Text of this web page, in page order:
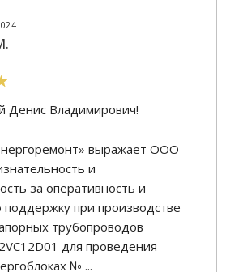
Денис Владимирович!
выражает ООО
и
за оперативность и
поддержку при производстве
трубопроводов
для проведения
№ ...